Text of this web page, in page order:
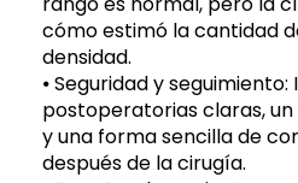
cómo estimó la cantidad
densidad.
⦁ Seguridad y
postoperatorias claras,
y una forma sencilla de
después de la cirugía.